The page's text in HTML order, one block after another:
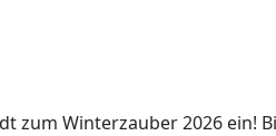
zum Winterzauber 2026 ein!